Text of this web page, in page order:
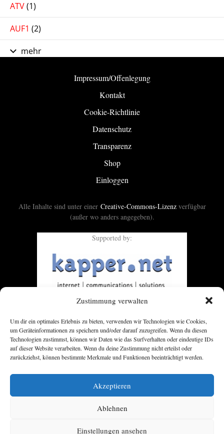
Zustimmung verwalten
Um dir ein optimales Erlebnis zu bieten, verwenden wir Technologien wie Cookies,
um Geräteinformationen zu speichern und/oder darauf zuzugreifen. Wenn du diesen
Technologien zustimmst, können wir Daten wie das Surfverhalten oder eindeutige IDs
auf dieser Website verarbeiten. Wenn du deine Zustimmung nicht erteilst oder
zurückziehst, können bestimmte Merkmale und Funktionen beeinträchtigt werden.
Akzeptieren
Ablehnen
Einstellungen ansehen
ATV(1)
AUF1 (2)
mehr
Impressum/Offenlegung
Kontakt
Cookie-Richtlinie
Datenschutz
Transparenz
Shop
Einloggen
Alle Inhalte sind unter einer Creative-Commons-Lizenzverfügbar
(außer wo anders angegeben).
Supported by: